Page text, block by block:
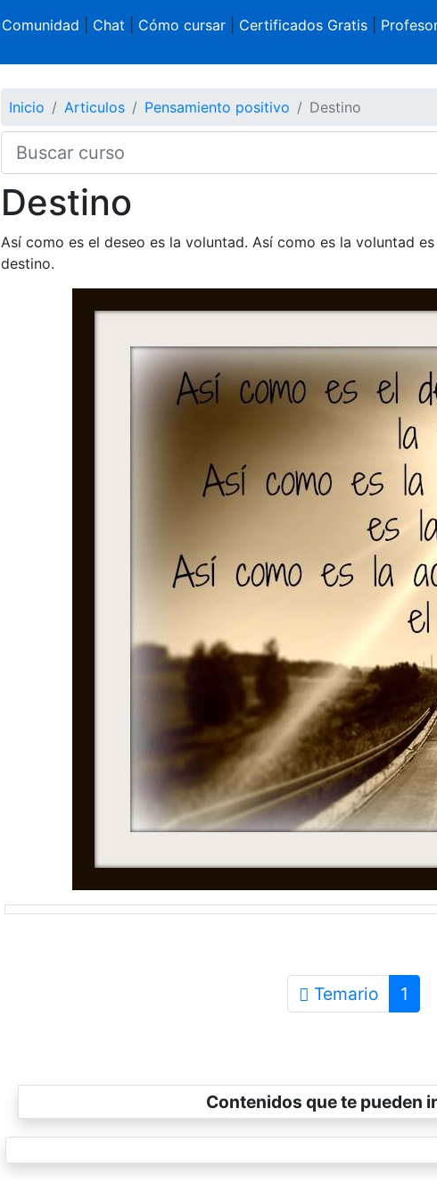
Comunidad Chat Cómo cursar| Certificados Gratis|
Inicio Articulos Pensamiento positivo Destino
Destino
Así como es el deseo es la voluntad. Así como es la voluntad
destino.
Temario 1
Contenidos que te pueden